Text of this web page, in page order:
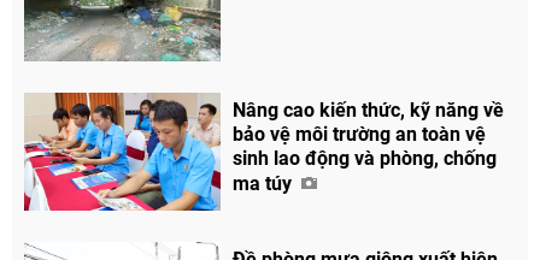
Nâng cao kiến thức, kỹ năng về
bảo vệ môi trường an toàn vệ
sinh lao động và phòng, chống
ma túy